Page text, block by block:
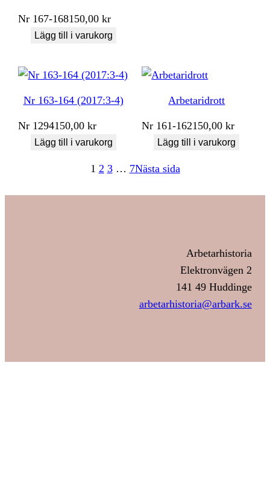
Nr 167-168150,00kr
Lägg till i varukorg
Nr 163-164 (2017:3-4)
Nr 1294150,00kr
Lägg till i varukorg
Arbetaridrott
Nr 161-162150,00kr
Lägg till i varukorg
1 2 3 … 7Nästa sida
Arbetarhistoria
Elektronvägen 2
141 49 Huddinge
arbetarhistoria@arbark.se